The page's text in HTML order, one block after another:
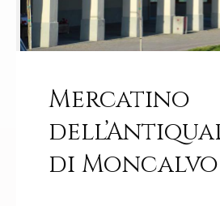
Mercatino
di Moncalvo